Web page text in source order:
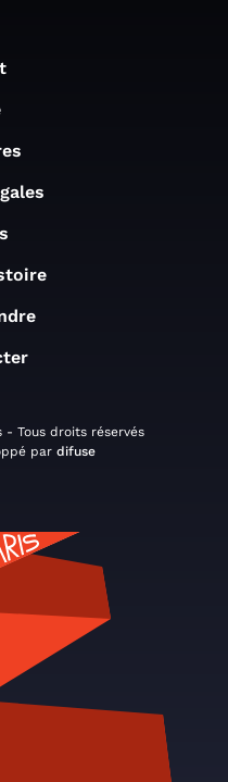
- Tous droits réservés
par difuse